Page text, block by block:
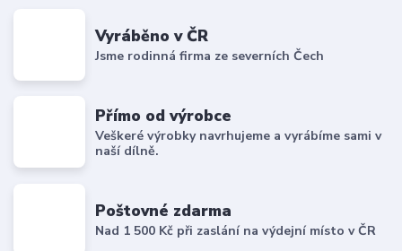
Vyráběno v ČR
Jsme rodinná firma ze severních Čech
Přímo od výrobce
Veškeré výrobky navrhujeme a vyrábíme sami v
naší dílně.
Poštovné zdarma
Nad 1 500 Kč při zaslání na výdejní místo v ČR